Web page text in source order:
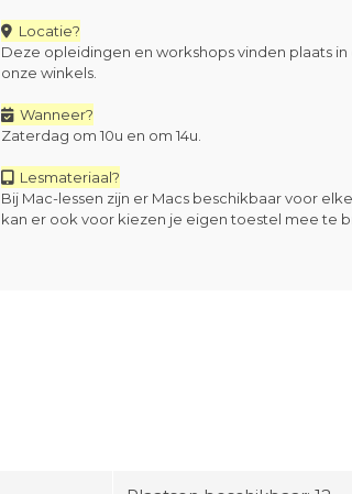
Locatie?
Deze opleidingen en workshops vinden plaats
onze winkels.
Wanneer?
Zaterdag om 10u en om 14u.
Lesmateriaal?
Bij Mac-lessen zijn er Macs beschikbaar voor
kan er ook voor kiezen je eigen toestel mee te